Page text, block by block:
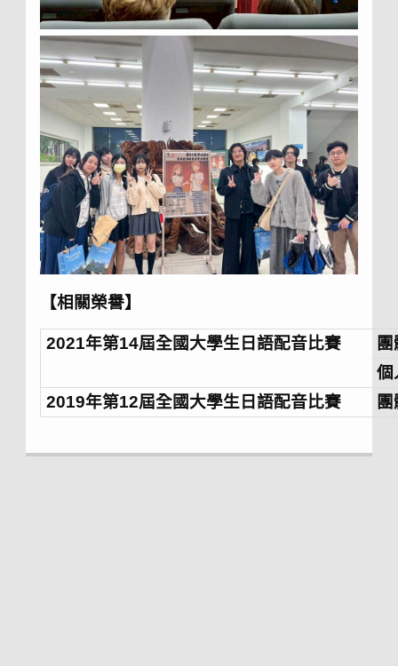
【相關榮譽】
2021年第14屆全國大學生日語配音比賽
個
2019年第12屆全國大學生日語配音比賽